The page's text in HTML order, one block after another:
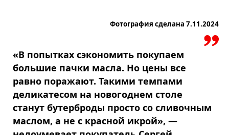
Фотография сделана 7.11.2024
«В попытках сэкономить покупаем
большие пачки масла. Но цены все
равно поражают. Такими темпами
деликатесом на новогоднем столе
станут бутерброды просто со сливочным
маслом, а не с красной икрой», —